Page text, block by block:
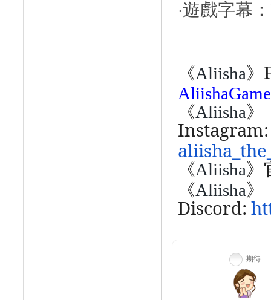
·遊戲字幕
《Aliisha》
AliishaGame
《Aliisha》
Instagram:
《Aliisha》
《Aliisha》
Discord:
期待